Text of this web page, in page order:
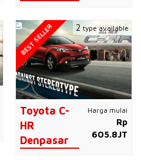
Toyota C-
HR
Denpasar
Harga mulai
Rp
605.8JT
BEST SELLER 2 type available